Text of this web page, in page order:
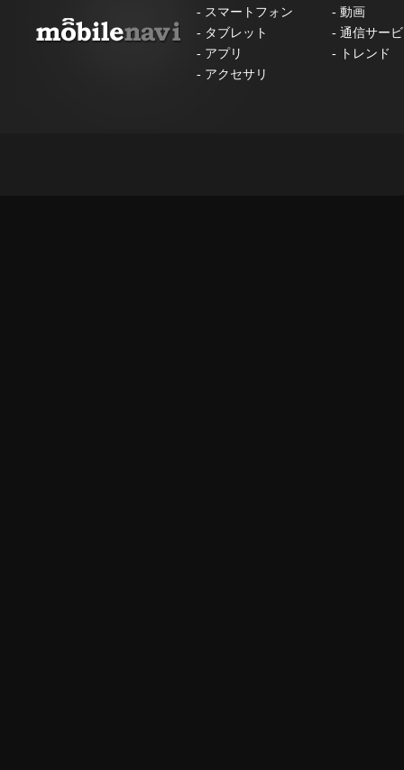
- スマートフォン - 動画
- タブレット - 通信サー
- アプリ -
トレンド
- アクセサリ